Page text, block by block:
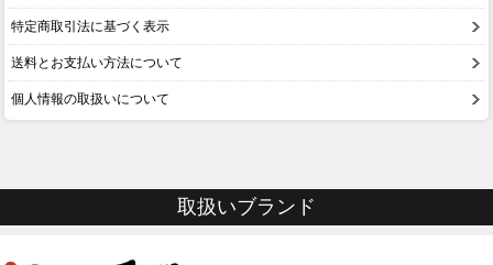
特定商取引法に基づく表示
送料とお支払い方法について
個人情報の取扱いについて
取扱いブランド